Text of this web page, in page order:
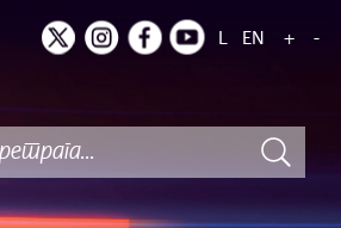
L EN + -